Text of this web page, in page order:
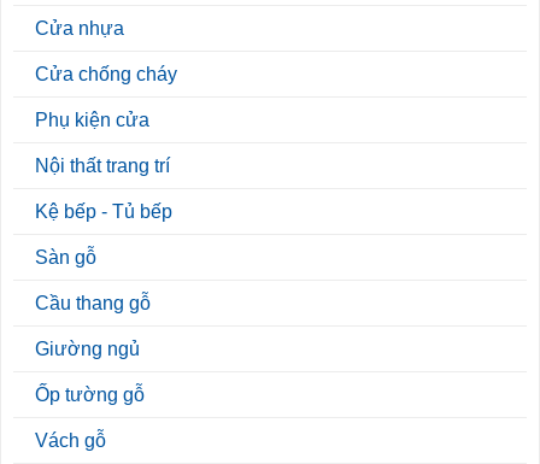
Cửa nhựa
Cửa chống cháy
Phụ kiện cửa
Nội thất trang trí
Kệ bếp - Tủ bếp
Sàn gỗ
Cầu thang gỗ
Giường ngủ
Ốp tường gỗ
Vách gỗ